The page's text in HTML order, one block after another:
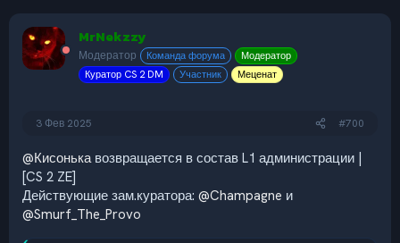
ц
и
и
MrNekzzy
Модератор Команда форума
Модератор
Куратор CS 2 DM
Участник Меценат
3 Фев 2025 #700
@Кисонькавозвращается в состав L1 администрации |
[CS 2 ZE]
Действующие зам.куратора: @Champagne и
@Smurf_The_Provo